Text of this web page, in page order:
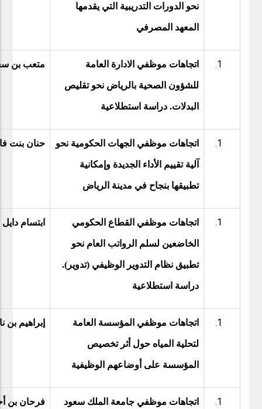
نحو الدورات التدريبية التي يقدمها
المعهد المصرفي
اتجاهات موظفي الادارة العامة
للشؤون الصحية بالرياض نحو تقليص
البدلات. دراسة استطلاعية
متعب بن
اتجاهات موظفي الجهات الحكومية نحو
آلية تقييم الأداء الجديدة وإمكانية
تطبيقها بنجاح في مدينة الرياض
حنان بنت
اتجاهات موظفي القطاع الحكومي
الخاضعين لسلم الرواتب العام نحو
تطبيق نظام التدوير الوظيفي (تدوير).
دراسة استطلاعية
ابتسام
اتجاهات موظفي المؤسسة العامة
لتحلية المياه حول أثر تخصيص
المؤسسة على أوضاعهم الوظيفية
إبراهيم بن
اتجاهات موظفي جامعة الملك سعود فرحان بن